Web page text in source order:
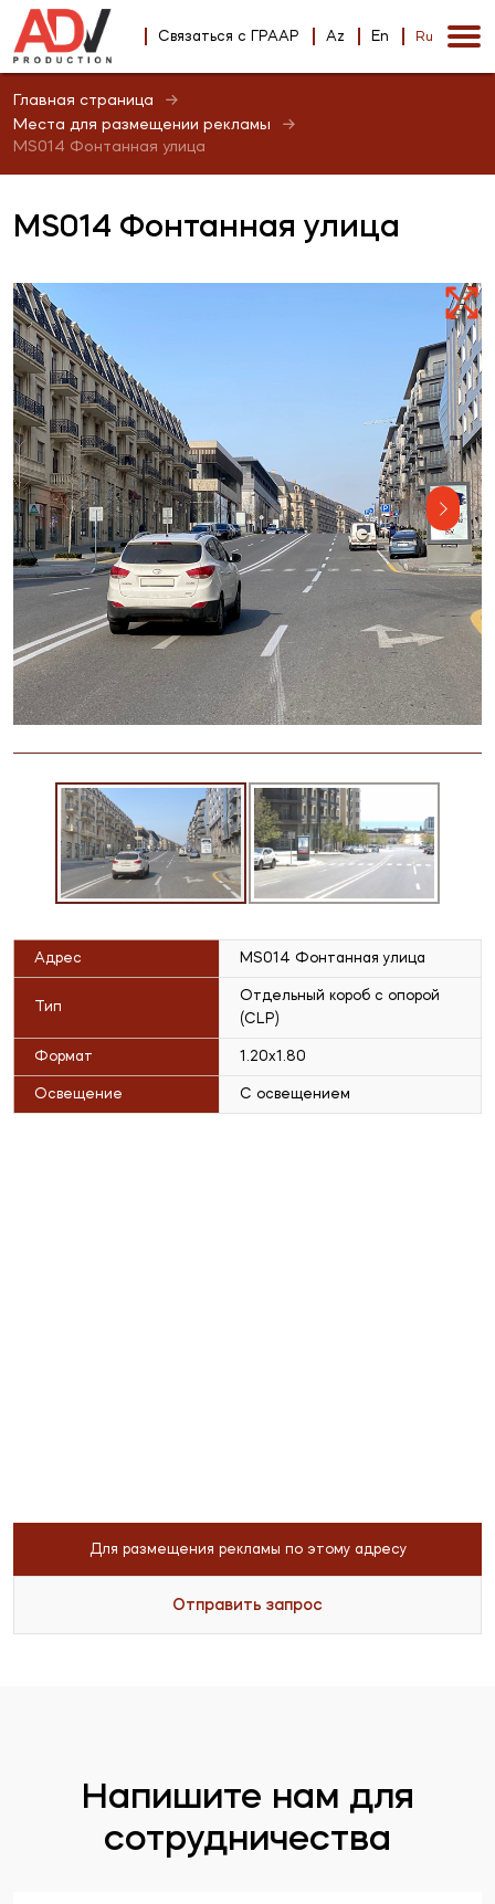
Связаться с ГРААР Az En Ru
Главная страница
Места для размещении рекламы
MS014 Фонтанная улица
MS014 Фонтанная улица
Адрес MS014 Фонтанная улица
Тип
Отдельный короб с опорой
(CLP)
Формат 1.20x1.80
Освещение С освещением
Для размещения рекламы по этому адресу
Отправить запрос
Напишите нам для
сотрудничества